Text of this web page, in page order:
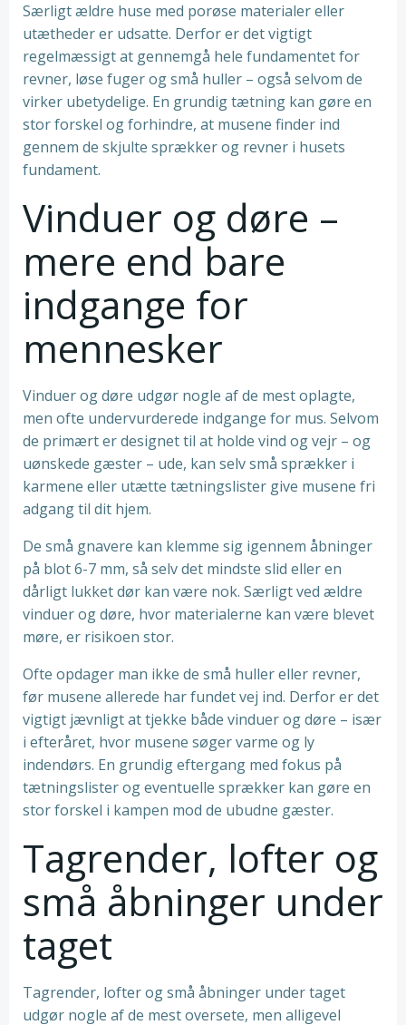
Særligt ældre huse med porøse materialer eller
utætheder er udsatte. Derfor er det vigtigt
regelmæssigt at gennemgå hele fundamentet for
revner, løse fuger og små huller – også selvom de
virker ubetydelige. En grundig tætning kan gøre en
stor forskel og forhindre, at musene finder ind
gennem de skjulte sprækker og revner i husets
fundament.
Vinduer og døre –
mere end bare
indgange for
mennesker
Vinduer og døre udgør nogle af de mest oplagte,
men ofte undervurderede indgange for mus. Selvom
de primært er designet til at holde vind og vejr – og
uønskede gæster – ude, kan selv små sprækker i
karmene eller utætte tætningslister give musene fri
adgang til dit hjem.
De små gnavere kan klemme sig igennem åbninger
på blot 6-7 mm, så selv det mindste slid eller en
dårligt lukket dør kan være nok. Særligt ved ældre
vinduer og døre, hvor materialerne kan være blevet
møre, er risikoen stor.
Ofte opdager man ikke de små huller eller revner,
før musene allerede har fundet vej ind. Derfor er det
vigtigt jævnligt at tjekke både vinduer og døre – især
i efteråret, hvor musene søger varme og ly
indendørs. En grundig eftergang med fokus på
tætningslister og eventuelle sprækker kan gøre en
stor forskel i kampen mod de ubudne gæster.
Tagrender, lofter og
små åbninger under
taget
Tagrender, lofter og små åbninger under taget
udgør nogle af de mest oversete, men alligevel